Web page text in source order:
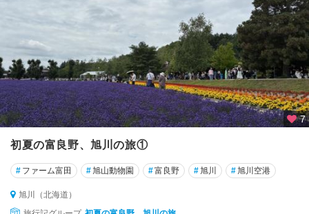
7
初夏の富良野、旭川の旅①
# ファーム富田 #旭山動物園 #富良野 #旭川 #旭川空港
旭川（北海道）